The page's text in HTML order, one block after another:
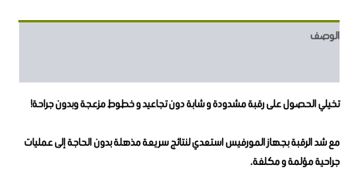
الوصف
تخيلي الحصول على رقبة مشدودة و شابة دون تجاعيد و خطوط مزعجة وبدون جراحة!
مع شد الرقبة بجهاز المورفيس استعدي لنتائج سريعة مذهلة بدون الحاجة إلى عمليات
جراحية مؤلمة و مكلفة.